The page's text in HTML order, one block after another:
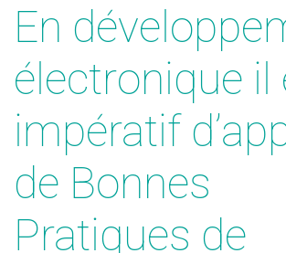
En
électronique il
impératif
de Bonnes
Pratiques de